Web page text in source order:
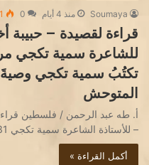
Soumaya منذ 4 أيام 0
قراءة لقصيدة –
للشاعرة سمية تكجي
تكتُبُ سمية تكجي
المتوحش
أ. طه عبد الرحمن / فلسطين
– للأستاذة الشاعرة سمية تكجي 31-7-2026مراثي الكينونة…
أكمل القراءة »